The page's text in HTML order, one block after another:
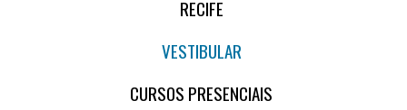
RECIFE
VESTIBULAR
CURSOS PRESENCIAIS